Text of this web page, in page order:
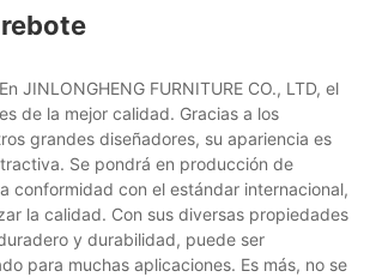
JINLONGHENG FURNITURE CO., LTD, el
de la mejor calidad. Gracias a los
grandes diseñadores, su apariencia es
Se pondrá en producción de
conformidad con el estándar internacional,
la calidad. Con sus diversas propiedades
y durabilidad, puede ser
para muchas aplicaciones. Es más, no se